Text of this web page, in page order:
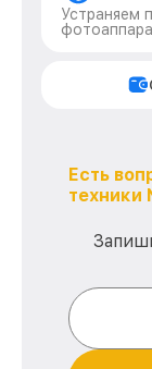
Устраняем
Есть
техники